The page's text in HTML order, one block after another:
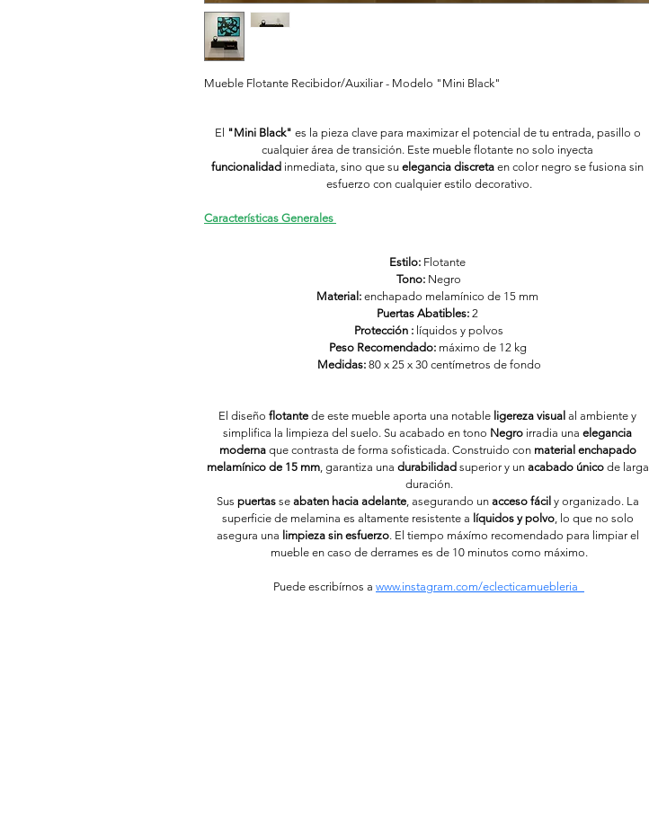
Mueble Flotante Recibidor/Auxiliar - Modelo "Mini Black"
El "Mini Black" es la pieza clave para maximizar el potencial de tu entrada, pasillo o
cualquier área de transición. Este mueble flotante no solo inyecta
funcionalidad inmediata, sino que su elegancia discreta en color negro se fusiona sin
esfuerzo con cualquier estilo decorativo.
Características Generales
Estilo: Flotante
Tono: Negro
Material: enchapado melamínico de 15 mm
Puertas Abatibles: 2
Protección : líquidos y polvos
Peso Recomendado: máximo de 12 kg
Medidas: 80 x 25 x 30 centímetros de fondo
El diseño flotante de este mueble aporta una notable ligereza visual al ambiente y
simplifica la limpieza del suelo. Su acabado en tono Negro irradia una elegancia
moderna que contrasta de forma sofisticada. Construido con material enchapado
melamínico de 15 mm, garantiza una durabilidad superior y un acabado único de larga
duración.
Sus puertas se abaten hacia adelante, asegurando un acceso fácil y organizado. La
superficie de melamina es altamente resistente a líquidos y polvo, lo que no solo
asegura una limpieza sin esfuerzo. El tiempo máxímo recomendado para limpiar el
mueble en caso de derrames es de 10 minutos como máximo.
Puede escribírnos a www.instagram.com/eclecticamuebleria_